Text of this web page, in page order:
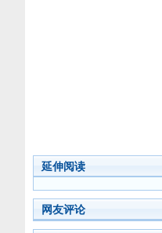
延伸阅读
网友评论